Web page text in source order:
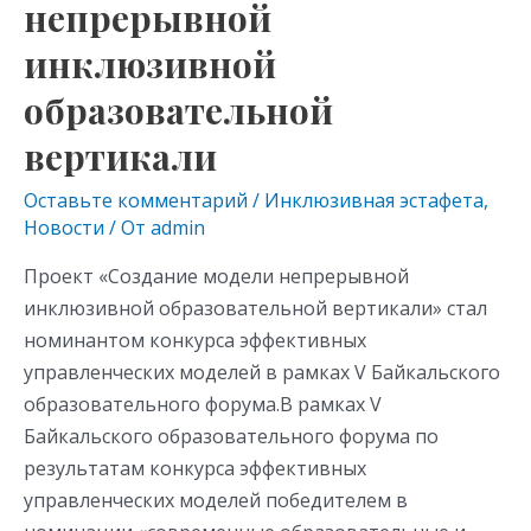
непрерывной
инклюзивной
образовательной
вертикали
Оставьте комментарий / Инклюзивная эстафета,
Новости / От admin
Проект «Создание модели непрерывной
инклюзивной образовательной вертикали» стал
номинантом конкурса эффективных
управленческих моделей в рамках V Байкальского
образовательного форума.В рамках V
Байкальского образовательного форума по
результатам конкурса эффективных
управленческих моделей победителем в